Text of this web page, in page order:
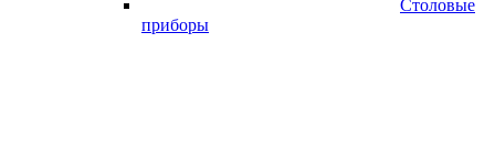
Столовые
приборы